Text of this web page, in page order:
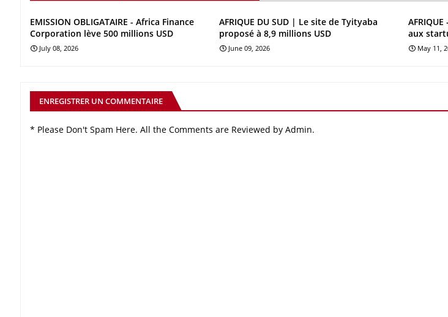
EMISSION OBLIGATAIRE - Africa Finance
Corporation lève 500 millions USD
July 08, 2026
AFRIQUE DU SUD | Le site de Tyityaba
proposé à 8,9 millions USD
June 09, 2026
aux
May 11,
ENREGISTRER UN COMMENTAIRE
* Please Don't Spam Here. All the Comments are Reviewed by Admin.